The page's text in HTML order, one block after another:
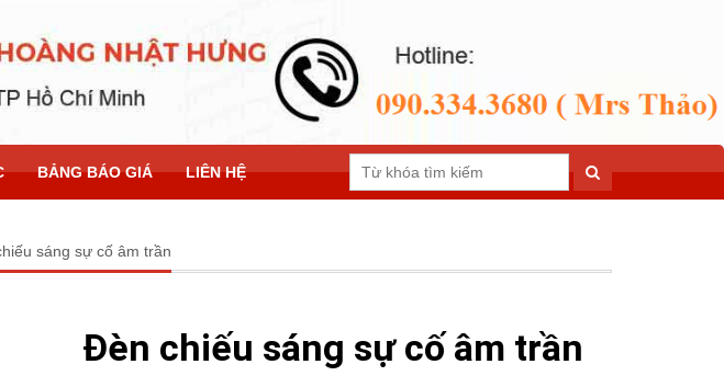
BẢNG BÁO GIÁ LIÊN HỆ
sáng sự cố âm trần
Đèn chiếu sáng sự cố âm trần